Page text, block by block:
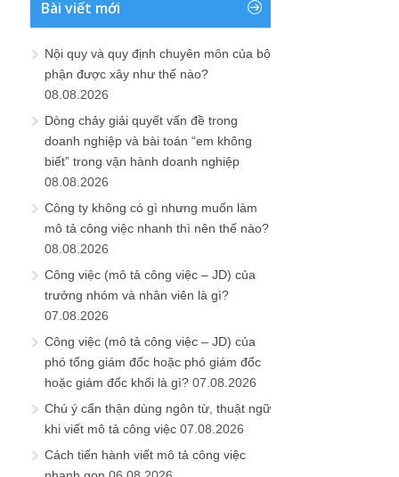
Bài viết mới
Nội quy và quy định chuyên môn của bộ
phận được xây như thế nào?
08.08.2026
Dòng chảy giải quyết vấn đề trong
doanh nghiệp và bài toán “em không
biết” trong vận hành doanh nghiệp
08.08.2026
Công ty không có gì nhưng muốn làm
mô tả công việc nhanh thì nên thế nào?
08.08.2026
Công việc (mô tả công việc – JD) của
trưởng nhóm và nhân viên là gì?
07.08.2026
Công việc (mô tả công việc – JD) của
phó tổng giám đốc hoặc phó giám đốc
hoặc giám đốc khối là gì? 07.08.2026
Chú ý cẩn thận dùng ngôn từ, thuật ngữ
khi viết mô tả công việc 07.08.2026
Cách tiến hành viết mô tả công việc